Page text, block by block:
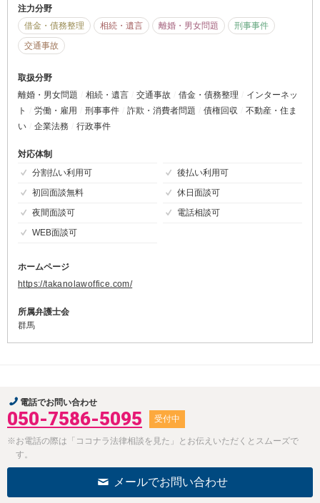
注力分野
借金・債務整理
相続・遺言 離婚・男女問題
刑事事件
交通事故
取扱分野
離婚・男女問題
相続・遺言 交通事故 借金・債務整理
インターネッ
ト
労働・雇用 刑事事件 詐欺・消費者問題 債権回収
不動産・住ま
い
企業法務 行政事件
対応体制
分割払い利用可
後払い利用可
初回面談無料
休日面談可
夜間面談可
電話相談可
WEB面談可
ホームページ
https://takanolawoffice.com/
所属弁護士会
群馬
電話でお問い合わせ
050-7586-5095 受付中
※お電話の際は「ココナラ法律相談を見た」とお伝えいただくとスムーズで
す。
メールでお問い合わせ